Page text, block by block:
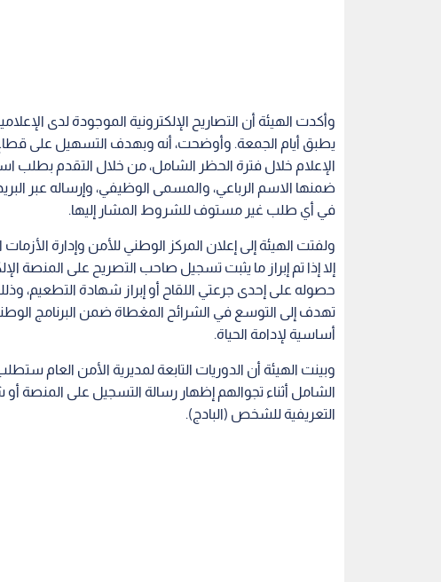
وأكدت الهيئة أن التصاريح الإلكترونية الموجودة لدى
يطبق أيام الجمعة. وأوضحت، أنه وبهدف التسهيل على
الإعلام خلال فترة الحظر الشامل، من خلال التقدم بطلب
ضمنها الاسم الرباعي، والمسمى الوظيفي، وإرساله عبر
في أي طلب غير مستوف للشروط المشار إليها.
ولفتت الهيئة إلى إعلان المركز الوطني للأمن وإدارة
حصوله على إحدى جرعتي اللقاح أو إبراز شهادة التطعيم،
تهدف إلى التوسع في الشرائح المغطاة ضمن البرنامج
أساسية لإدامة الحياة.
وبينت الهيئة أن الدوريات التابعة لمديرية الأمن العام
الشامل أثناء تجوالهم إظهار رسالة التسجيل على المنصة
التعريفية للشخص (البادج).